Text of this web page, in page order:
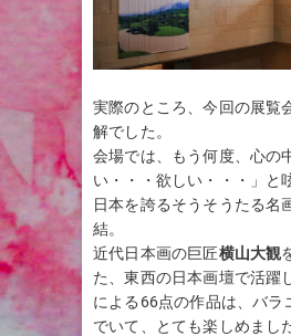
実際のところ、今回の展覧
解でした。
会場では、もう何度、心の
い・・・欲しい・・・」と
日本を誇るそうそうたる名
結。
近代日本画の巨匠横山大観
た、東西の日本画壇で活躍
による66点の作品は、バラ
でいて、とても楽しめまし